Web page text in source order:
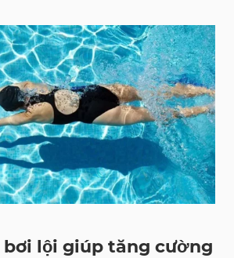
bơi lội giúp tăng cường